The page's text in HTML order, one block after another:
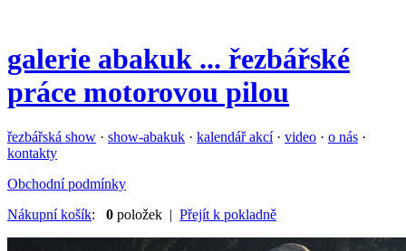
galerie abakuk ... řezbářské
práce motorovou pilou
řezbářská show · show-abakuk · kalendář akcí· video · o nás ·
kontakty
Obchodní podmínky
Nákupní košík: 0 položek | Přejít k pokladně